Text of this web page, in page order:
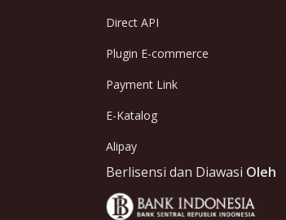
Direct API
Plugin E-commerce
Payment Link
E-Katalog
Alipay
Berlisensi dan Diawasi Oleh